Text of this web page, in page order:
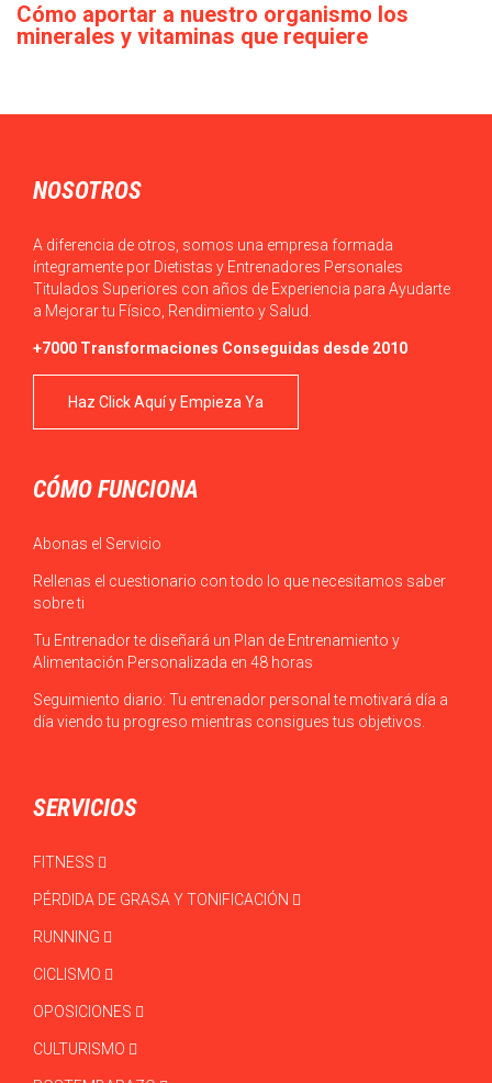
Cómo aportar a nuestro organismo los
minerales y vitaminas que requiere
NOSOTROS
A diferencia de otros, somos una empresa formada
íntegramente por Dietistas y Entrenadores Personales
Titulados Superiores con años de Experiencia para Ayudarte
a Mejorar tu Físico, Rendimiento y Salud.
+7000 Transformaciones Conseguidas desde 2010
Haz Click Aquí y Empieza Ya
CÓMO FUNCIONA
Abonas el Servicio
Rellenas el cuestionario con todo lo que necesitamos saber
sobre ti
Tu Entrenador te diseñará un Plan de Entrenamiento y
Alimentación Personalizada en 48 horas
Seguimiento diario: Tu entrenador personal te motivará día a
día viendo tu progreso mientras consigues tus objetivos.
SERVICIOS
FITNESS
PÉRDIDA DE GRASA Y TONIFICACIÓN
RUNNING
CICLISMO
OPOSICIONES
CULTURISMO